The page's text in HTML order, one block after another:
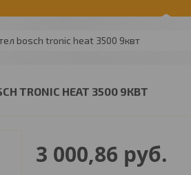
bosch tronic heat 3500 9квт
TRONIC HEAT 3500 9КВТ
3 000,86 руб.